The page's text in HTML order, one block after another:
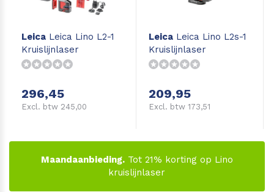
Leica Leica Lino L2-1
Kruislijnlaser
296,45
Excl. btw 245,00
Leica Leica Lino L2s-1
Kruislijnlaser
209,95
Excl. btw 173,51
Maandaanbieding.Tot 21% korting op Lino
kruislijnlaser